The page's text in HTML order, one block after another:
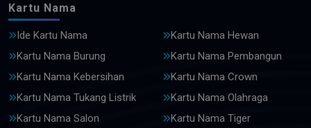
Kartu Nama
Ide Kartu Nama
Kartu Nama Hewan
Kartu Nama Burung
Kartu Nama Pembangun
Kartu Nama Kebersihan
Kartu Nama Crown
Kartu Nama Tukang Listrik
Kartu Nama Olahraga
Kartu Nama Salon
Kartu Nama Tiger